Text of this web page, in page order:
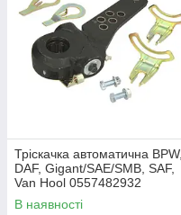
Тріскачка автоматична BPW,
DAF, Gigant/SAE/SMB, SAF,
Van Hool 0557482932
В наявності